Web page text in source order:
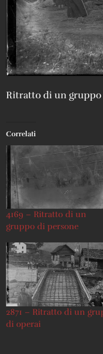
Ritratto di un gruppo
Correlati
4169 – Ritratto di un
gruppo di persone
2871 – Ritratto di un
di operai